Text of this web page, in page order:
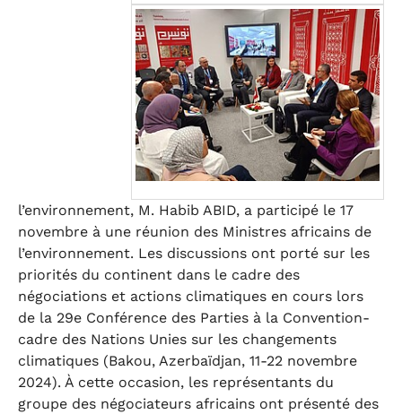
l’environnement, M. Habib ABID, a participé le 17
novembre à une réunion des Ministres africains de
l’environnement. Les discussions ont porté sur les
priorités du continent dans le cadre des
négociations et actions climatiques en cours lors
de la 29e Conférence des Parties à la Convention-
cadre des Nations Unies sur les changements
climatiques (Bakou, Azerbaïdjan, 11-22 novembre
2024). À cette occasion, les représentants du
groupe des négociateurs africains ont présenté des